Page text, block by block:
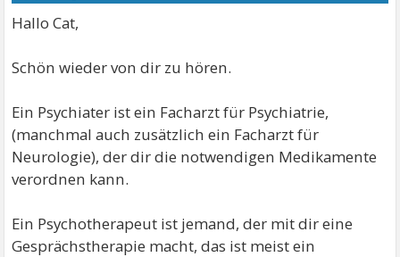
Hallo Cat,
Schön wieder von dir zu hören.
Ein Psychiater ist ein Facharzt für Psychiatrie,
(manchmal auch zusätzlich ein Facharzt für
Neurologie), der dir die notwendigen Medikamente
verordnen kann.
Ein Psychotherapeut ist jemand, der mit dir eine
Gesprächstherapie macht, das ist meist ein